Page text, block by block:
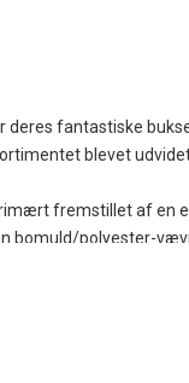
deres fantastiske
blevet
fremstillet af en
bomuld/polyester-